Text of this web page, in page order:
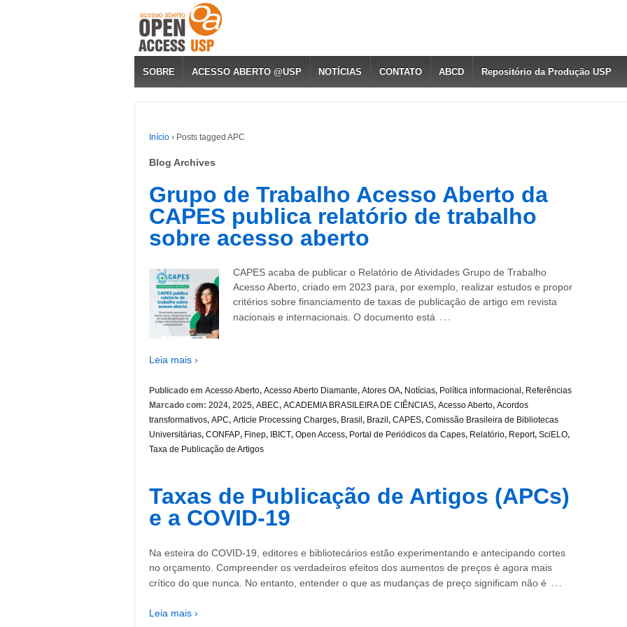
SOBRE ACESSO ABERTO @USP NOTÍCIAS CONTATO ABCD Repositório da Produção USP
Início › Posts tagged APC
Blog Archives
Grupo de Trabalho Acesso Aberto da
CAPES publica relatório de trabalho
sobre acesso aberto
CAPES acaba de publicar o Relatório de Atividades Grupo de Trabalho
Acesso Aberto, criado em 2023 para, por exemplo, realizar estudos e propor
critérios sobre financiamento de taxas de publicação de artigo em revista
nacionais e internacionais. O documento está …
Leia mais ›
Publicado em Acesso Aberto, Acesso Aberto Diamante, Atores OA, Notícias, Política informacional, Referências
Marcado com: 2024, 2025, ABEC, ACADEMIA BRASILEIRA DE CIÊNCIAS, Acesso Aberto, Acordos
transformativos, APC, Article Processing Charges, Brasil, Brazil, CAPES, Comissão Brasileira de Bibliotecas
Universitárias, CONFAP, Finep, IBICT, Open Access, Portal de Periódicos da Capes, Relatório, Report, SciELO,
Taxa de Publicação de Artigos
Taxas de Publicação de Artigos (APCs)
e a COVID-19
Na esteira do COVID-19, editores e bibliotecários estão experimentando e antecipando cortes
no orçamento. Compreender os verdadeiros efeitos dos aumentos de preços é agora mais
crítico do que nunca. No entanto, entender o que as mudanças de preço significam não é …
Leia mais ›